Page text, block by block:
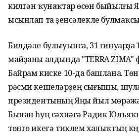
килгән ҡунаҡтар өсөн быйылғы
ысынлап та үҙенсәлекле
Билдәле булыуынса, 31
майҙаны алдында "TERRA ZIMA"
Байрам киске 10-да башлана.
рәсми кешеләрҙең сығышы,
президентының Яңы йыл
Бынан һуң сәхнәгә Радик
төнгө икегә тиклем халыҡтың